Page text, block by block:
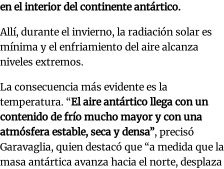
en el interior del continente antártico.
Allí, durante el invierno, la radiación solar es
mínima y el enfriamiento del aire alcanza
niveles extremos.
La consecuencia más evidente es la
temperatura. “El aire antártico llega con un
contenido de frío mucho mayor y con una
atmósfera estable, seca y densa”, precisó
Garavaglia, quien destacó que “a medida que la
masa antártica avanza hacia el norte, desplaza